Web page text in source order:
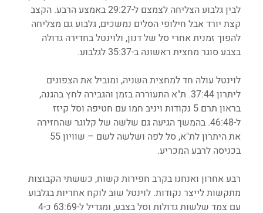
לבין גלבוע הצליחה לצמצם ל-29:27 באמצע הרבע. הקצב
קצת יורד אבל חילופי הסלים נמשכים, גלבוע גם מצליחה
להפוך זמנית אחרי סל של דנון, ולוינטל בחדירה גדולה
בצבע סוגר מחצית ראשונה ב-35:37 לגלבוע.
לוינטל עולה חד למחצית השניה, ומוביל את הצפונים
ליתרון 37:44. ת"א התעוררה בזמן והגבירה לחץ בהגנה,
בראון תרם 5 נקודות ויניב חמו עם חטיפה וסל קיזז
ל-46:48. בהמשך הגיעה גם שלשה של קלוגר שהחזירה
בכניסה לרבע המכריע.
רבע אחרון ואנחנו בקרב חפירות קשוח, כששתי הקבוצות
מתקשות לייצר נקודות. לוינטל שוב לוקח אחריות בגלבוע